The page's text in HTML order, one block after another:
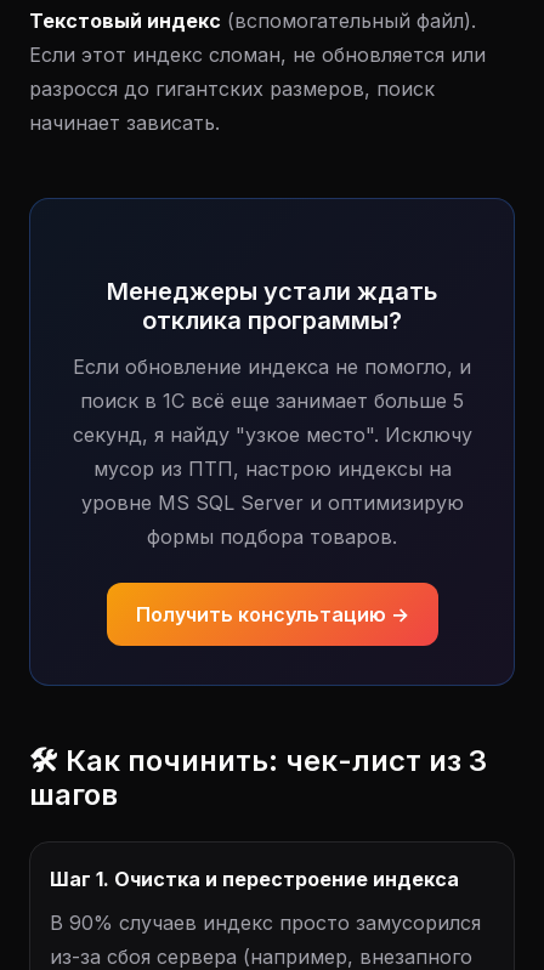
Текстовый индекс (вспомогательный файл).
Если этот индекс сломан, не обновляется или
разросся до гигантских размеров, поиск
начинает зависать.
Менеджеры устали ждать
отклика программы?
Если обновление индекса не помогло, и
поиск в 1С всё еще занимает больше 5
секунд, я найду "узкое место". Исключу
мусор из ПТП, настрою индексы на
уровне MS SQL Server и оптимизирую
формы подбора товаров.
Получить консультацию →
🛠️ Как починить: чек-лист из 3
шагов
Шаг 1. Очистка и перестроение индекса
В 90% случаев индекс просто замусорился
из-за сбоя сервера (например, внезапного